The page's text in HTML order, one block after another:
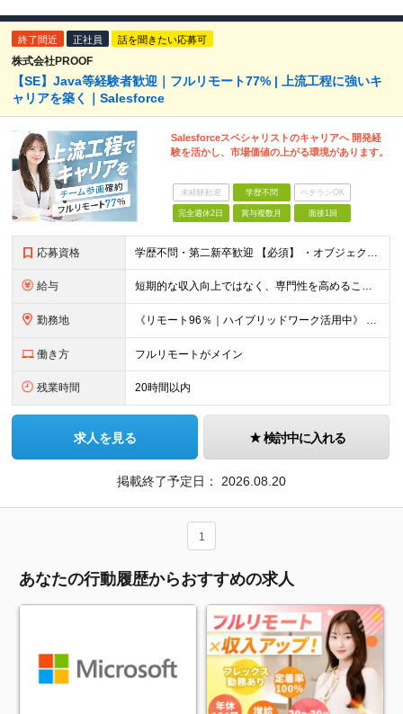
終了間近 正社員 話を聞きたい応募可
株式会社PROOF
【SE】Java等経験者歓迎｜フルリモート77% | 上流工程に強いキ
ャリアを築く｜Salesforce
Salesforceスペシャリストのキャリアへ 開発経
験を活かし、市場価値の上がる環境があります。
未経験歓迎 学歴不問 ベテランOK
完全週休2日 賞与複数月 面接1回
応募資格 学歴不問・第二新卒歓迎 【必須】 ・オブジェクト指向言語での開発経験 └ Java / Python / Swift / Kotlin / JavaScript / TypeScript / PH
給与 短期的な収入向上ではなく、専門性を高めることで、 《長期的に収入を伸ばしていくキャリア形成》を重視しています。 【想定年収・月給】 □ 想定年収：350万円〜1,000万円 □ 月給：25万円〜75
勤務地 《リモート96％｜ハイブリッドワーク活用中》 基本はリモートワークのため、全国どこからでも勤務が可能です。 本社は高知県ですが、東京・全国各地のメンバーが活躍しています。 希望の勤務地・働き方はお気軽
働き方 フルリモートがメイン
残業時間 20時間以内
求人を見る 検討中に入れる
掲載終了予定日： 2026.08.20
1
あなたの行動履歴からおすすめの求人